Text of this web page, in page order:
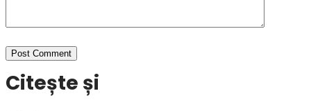
Citește și